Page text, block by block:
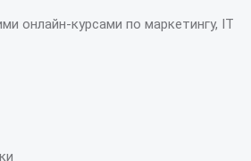
онлайн-курсами по маркетингу, IT